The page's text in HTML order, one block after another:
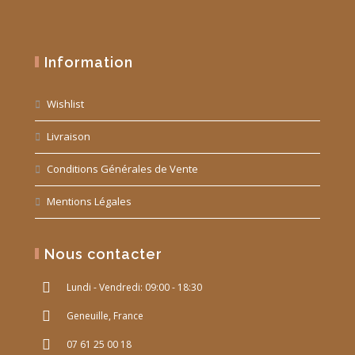
Information
Wishlist
Livraison
Conditions Générales de Vente
Mentions Légales
Nous contacter
Lundi - Vendredi: 09:00 - 18:30
Geneuille, France
07 61 25 00 18